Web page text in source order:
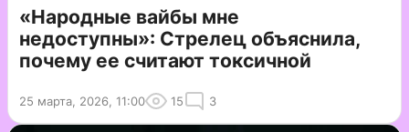
«Народные вайбы мне
недоступны»: Стрелец объяснила,
почему ее считают токсичной
25 марта, 2026, 11:00 15 3